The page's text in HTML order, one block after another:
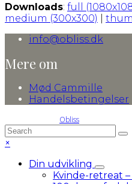
Downloads: full
medium (300x300)
info@obliss.dk
Mere om
Mød Cammille
Handelsbetingelser
Obliss
Back
To
Search
×
menuDin udvikling
Kvinde-retreat